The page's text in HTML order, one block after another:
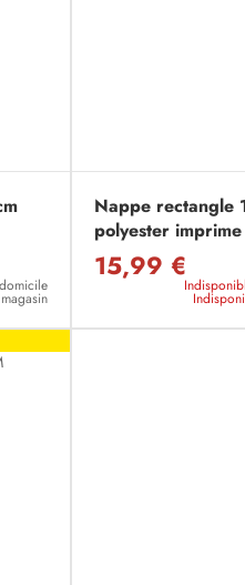
Nappe rectangle
polyester
15,99 €